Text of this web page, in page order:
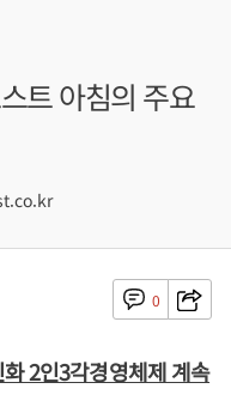
트 아침의 주요
0
2인3각경영체제 계속